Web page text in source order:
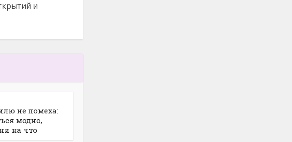
и
не помеха:
модно,
на что